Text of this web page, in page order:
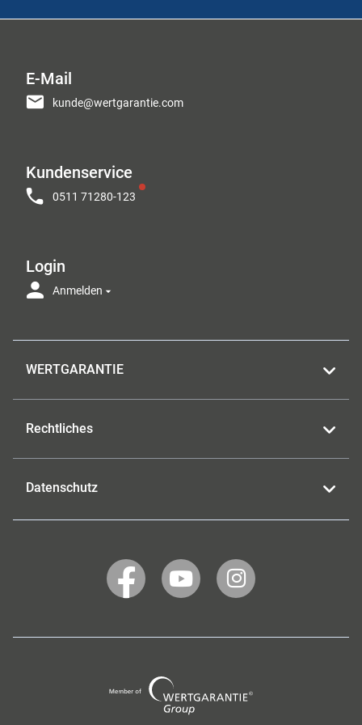
E-Mail
kunde@wertgarantie.com
Kundenservice
0511 71280-123
Login
Anmelden
WERTGARANTIE
Rechtliches
Datenschutz
WERTGARANTIE
auf
WERTGARANTIE
auf
WERTGARANTIE
auf
Group